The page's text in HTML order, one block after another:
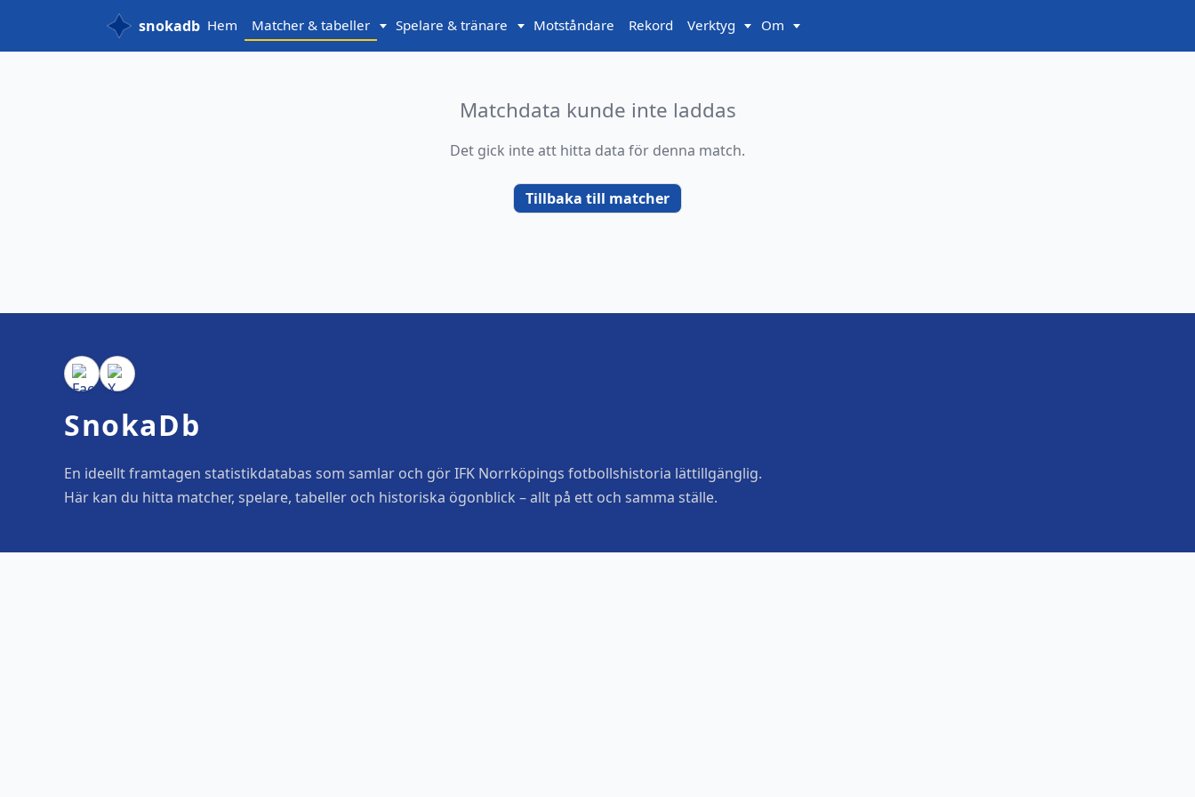
snokadb Hem Matcher & tabeller Spelare & tränare Motståndare Rekord Verktyg Om
Matchdata kunde inte laddas
Det gick inte att hitta data för denna match.
Tillbaka till matcher
SnokaDb
En ideellt framtagen statistikdatabas som samlar och gör IFK Norrköpings fotbollshistoria lättillgänglig.
Här kan du hitta matcher, spelare, tabeller och historiska ögonblick – allt på ett och samma ställe.